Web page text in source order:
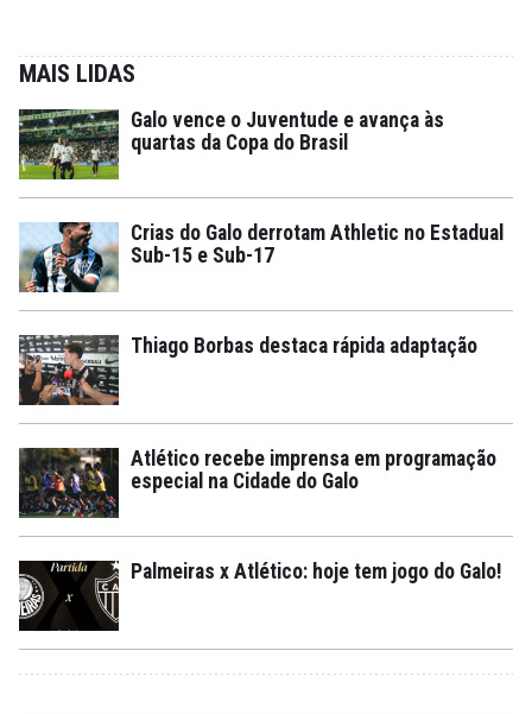
MAIS LIDAS
Galo vence o Juventude e avança às
quartas da Copa do Brasil
Crias do Galo derrotam Athletic no Estadual
Sub-15 e Sub-17
Thiago Borbas destaca rápida adaptação
Atlético recebe imprensa em programação
especial na Cidade do Galo
Palmeiras x Atlético: hoje tem jogo do Galo!